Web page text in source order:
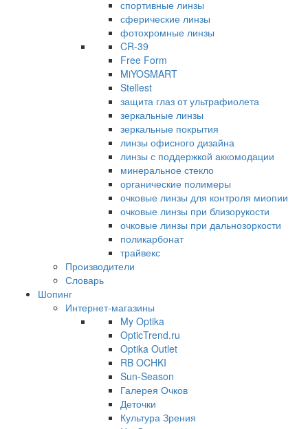
спортивные линзы
сферические линзы
фотохромные линзы
CR-39
Free Form
MiYOSMART
Stellest
защита глаз от ультрафиолета
зеркальные линзы
зеркальные покрытия
линзы офисного дизайна
линзы с поддержкой аккомодации
минеральное стекло
органические полимеры
очковые линзы для контроля миопии
очковые линзы при близорукости
очковые линзы при дальнозоркости
поликарбонат
трайвекс
Производители
Словарь
Шопинг
Интернет-магазины
My Optika
OpticTrend.ru
Optika Outlet
RB OCHKI
Sun-Season
Галерея Очков
Деточки
Культура Зрения